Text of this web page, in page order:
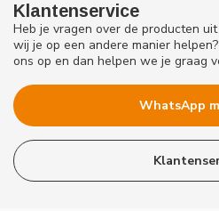
Klantenservice
Heb je vragen over de producten
wij je op een andere manier
ons op en dan helpen we je graag
WhatsApp